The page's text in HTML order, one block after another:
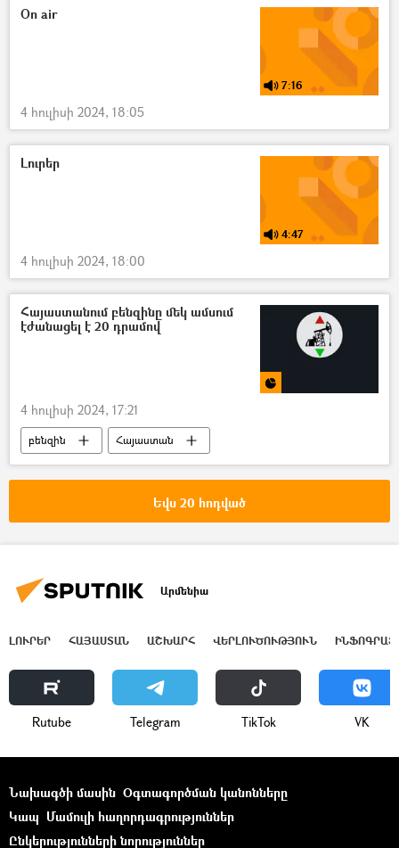
«Համագործակցության երեխաները» համաժողով
On air
7:16
4 հուլիսի 2024, 18:05
Լուրեր
4:47
4 հուլիսի 2024, 18:00
Հայաստանում բենզինը մեկ ամսում
էժանացել է 20 դրամով
4 հուլիսի 2024, 17:21
բենզին
Հայաստան
Ինֆոգրաֆիկա
Եվս 20 հոդված
Արմենիա
ԼՈՒՐԵՐ ՀԱՅԱՍՏԱՆ ԱՇԽԱՐՀ ՎԵՐԼՈՒԾՈՒԹՅՈՒՆ
Rutube Telegram ТikТоk VK
Նախագծի մասին Օգտագործման կանոնները
Կապ Մամուլի հաղորդագրություններ
Ընկերությունների նորություններ